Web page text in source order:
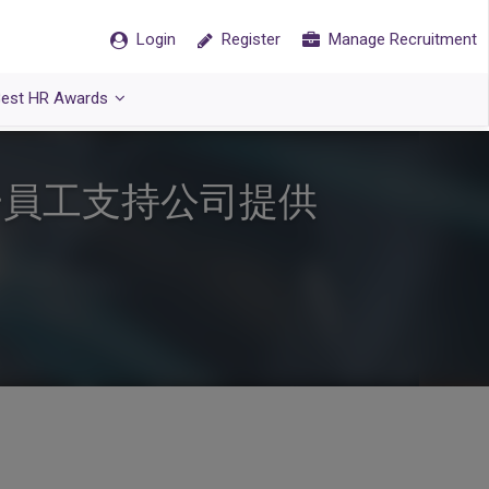
Login Register Manage Recruitment
HR Awards
工支持公司提供